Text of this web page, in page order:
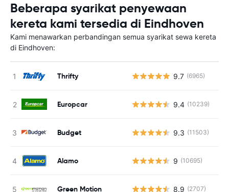
Beberapa syarikat penyewaan
kereta kami tersedia di Eindhoven
Kami menawarkan perbandingan semua syarikat sewa kereta
di Eindhoven:
Thrifty 9.7 (6965)
Europcar 9.4 (10239)
Budget 9.3 (11503)
Alamo 9 (10695)
Green Motion 8.9 (2707)